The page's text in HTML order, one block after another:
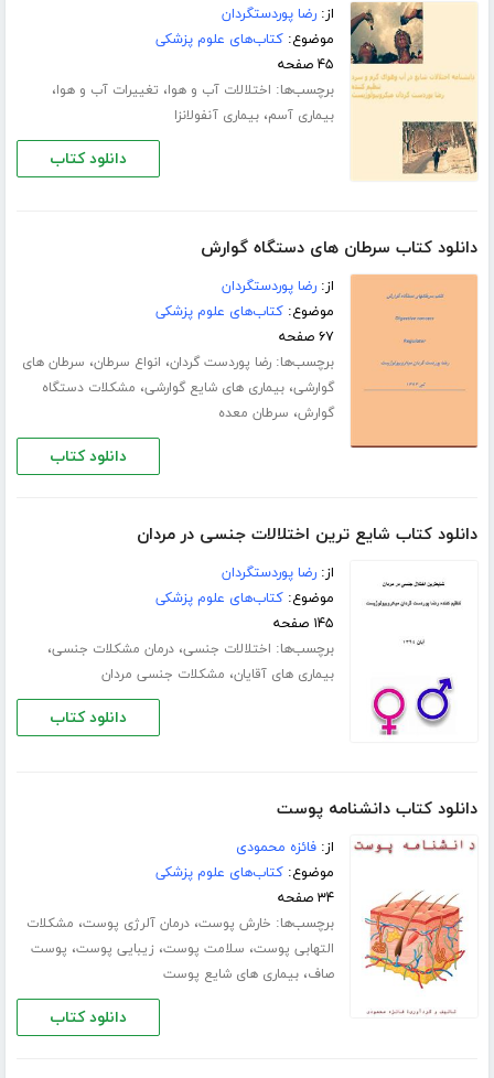
از:رضا پوردستگردان
موضوع:کتاب‌های علوم پزشکی
۴۵ صفحه
برچسب‌ها: اختلالات آب و هوا، تغییرات آب و هوا،
بیماری آسم،بیماری آنفولانزا
دانلود کتاب
دانلود کتاب سرطان های دستگاه گوارش
از:رضا پوردستگردان
موضوع:کتاب‌های علوم پزشکی
۶۷ صفحه
برچسب‌ها:رضا پوردست گردان، انواع سرطان، سرطان های
گوارشی،بیماری های شایع گوارشی، مشکلات دستگاه
گوارش، سرطان معده
دانلود کتاب
دانلود کتاب شایع ترین اختلالات جنسی در مردان
از:رضا پوردستگردان
موضوع:کتاب‌های علوم پزشکی
۱۴۵ صفحه
برچسب‌ها: اختلالات جنسی،درمان مشکلات جنسی،
بیماری های آقایان، مشکلات جنسی مردان
دانلود کتاب
دانلود کتاب دانشنامه پوست
از:فائزه محمودی
موضوع:کتاب‌های علوم پزشکی
۳۴ صفحه
برچسب‌ها: خارش پوست،درمان آلرژی پوست، مشکلات
التهابی پوست، سلامت پوست، زیبایی پوست، پوست
صاف،بیماری های شایع پوست
دانلود کتاب